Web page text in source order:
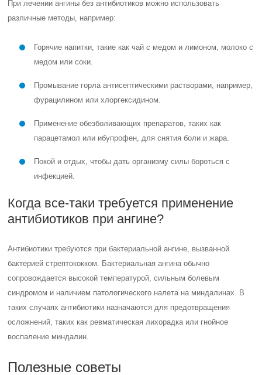
При лечении ангины без антибиотиков можно использовать
различные методы, например:
Горячие напитки, такие как чай с медом и лимоном, молоко с
медом или соки.
Промывание горла антисептическими растворами, например,
фурацилином или хлоргексидином.
Применение обезболивающих препаратов, таких как
парацетамол или ибупрофен, для снятия боли и жара.
Покой и отдых, чтобы дать организму силы бороться с
инфекцией.
Когда все-таки требуется применение
антибиотиков при ангине?
Антибиотики требуются при бактериальной ангине, вызванной
бактерией стрептококком. Бактериальная ангина обычно
сопровождается высокой температурой, сильным болевым
синдромом и наличием патологического налета на миндалинах. В
таких случаях антибиотики назначаются для предотвращения
осложнений, таких как ревматическая лихорадка или гнойное
воспаление миндалин.
Полезные советы